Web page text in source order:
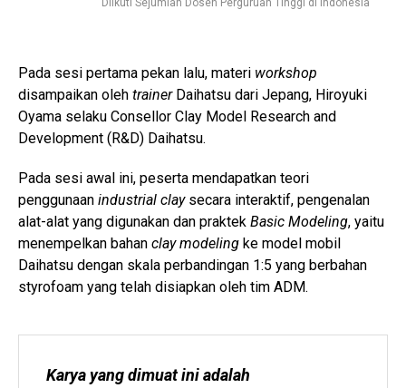
Pada sesi pertama pekan lalu, materi workshop
disampaikan oleh trainerDaihatsu dari Jepang, Hiroyuki
Oyama selaku Consellor Clay Model Research and
Development (R&D) Daihatsu.
Pada sesi awal ini, peserta mendapatkan teori
penggunaan industrial claysecara interaktif, pengenalan
alat-alat yang digunakan dan praktek Basic Modeling, yaitu
menempelkan bahan clay modeling ke model mobil
Daihatsu dengan skala perbandingan 1:5 yang berbahan
styrofoam yang telah disiapkan oleh tim ADM.
Karya yang dimuat ini adalah